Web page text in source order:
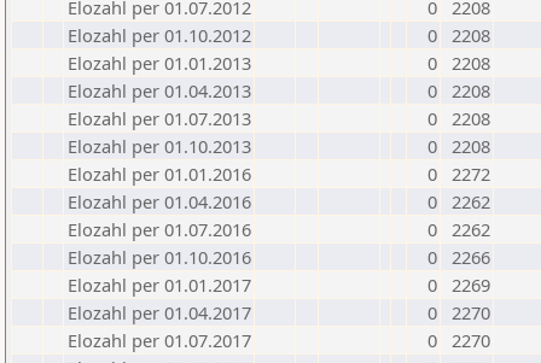
Elozahl per 01.07.2012
0 2208
Elozahl per 01.10.2012
0 2208
Elozahl per 01.01.2013
0 2208
Elozahl per 01.04.2013
0 2208
Elozahl per 01.07.2013
0 2208
Elozahl per 01.10.2013
0 2208
Elozahl per 01.01.2016
0 2272
Elozahl per 01.04.2016
0 2262
Elozahl per 01.07.2016
0 2262
Elozahl per 01.10.2016
0 2266
Elozahl per 01.01.2017
0 2269
Elozahl per 01.04.2017
0 2270
Elozahl per 01.07.2017
0 2270